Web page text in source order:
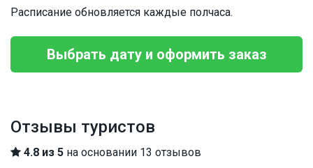
Расписание обновляется каждые полчаса.
Выбрать дату и оформить заказ
Отзывы туристов
4.8 из 5 на основании 13 отзывов